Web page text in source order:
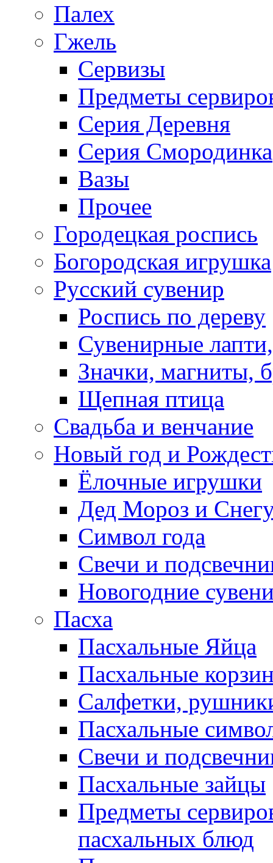
Палех
Гжель
Сервизы
Предметы
Серия Деревня
Серия Смородинка
Вазы
Прочее
Городецкая роспись
Богородская игрушка
Русский сувенир
Роспись по дереву
Сувенирные
Значки, магниты,
Щепная птица
Свадьба и венчание
Новый год и
Ёлочные игрушки
Дед Мороз и
Символ года
Свечи и
Новогодние
Пасха
Пасхальные Яйца
Пасхальные
Салфетки,
Пасхальные
Свечи и
Пасхальные зайцы
Предметы
пасхальных блюд